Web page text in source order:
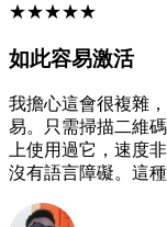
★★★★★
如此容易激活
我擔心這會很複雜
易。只需掃描二維
上使用過它，速度
沒有語言障礙。這